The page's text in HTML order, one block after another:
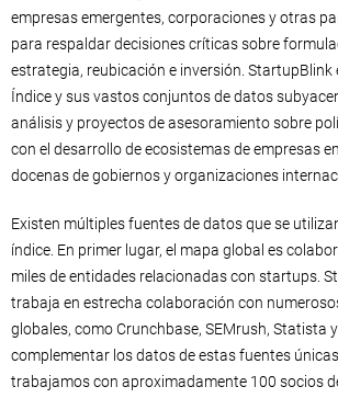
empresas emergentes, corporaciones y otras
para respaldar decisiones críticas sobre
estrategia, reubicación e inversión. StartupBlink
Índice y sus vastos conjuntos de datos
análisis y proyectos de asesoramiento sobre
con el desarrollo de ecosistemas de empresas
docenas de gobiernos y organizaciones
Existen múltiples fuentes de datos que se
índice. En primer lugar, el mapa global es
miles de entidades relacionadas con startups.
trabaja en estrecha colaboración con
globales, como Crunchbase, SEMrush, Statista
complementar los datos de estas fuentes
trabajamos con aproximadamente 100 socios